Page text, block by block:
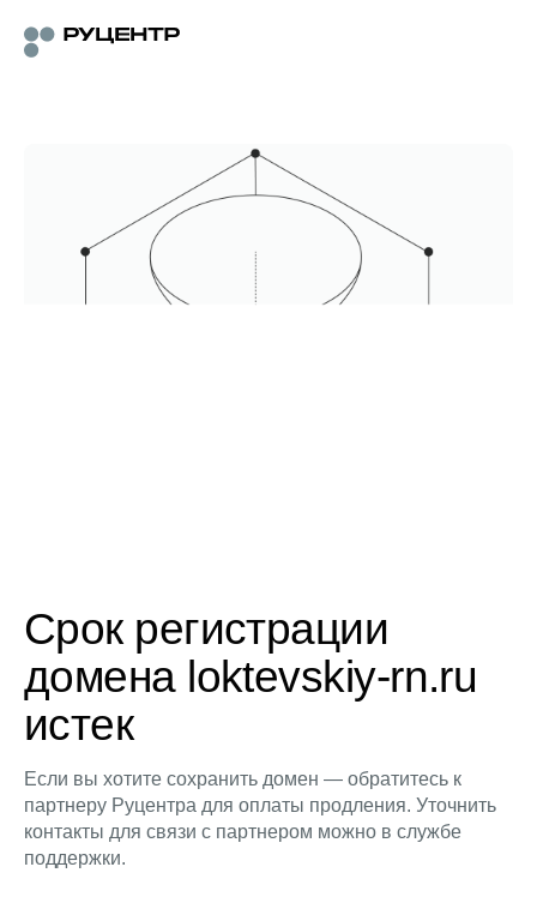
Срок регистрации
домена loktevskiy-rn.ru
истек
Если вы хотите сохранить домен — обратитесь к
партнеру Руцентра для оплаты продления. Уточнить
контакты для связи с партнером можно в службе
поддержки.